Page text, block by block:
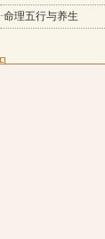
·命理五行与养生